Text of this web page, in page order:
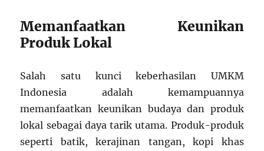
Memanfaatkan Keunikan
Produk Lokal
Salah satu kunci keberhasilan UMKM
Indonesia adalah kemampuannya
memanfaatkan keunikan budaya dan produk
lokal sebagai daya tarik utama. Produk-produk
seperti batik, kerajinan tangan, kopi khas